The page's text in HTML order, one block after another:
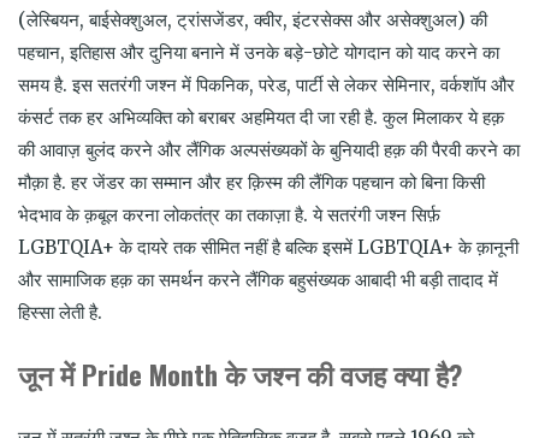
(लेस्बियन, बाईसेक्शुअल, ट्रांसजेंडर, क्वीर, इंटरसेक्स और असेक्शुअल) की
पहचान, इतिहास और दुनिया बनाने में उनके बड़े-छोटे योगदान को याद करने का
समय है. इस सतरंगी जश्न में पिकनिक, परेड, पार्टी से लेकर सेमिनार, वर्कशॉप और
कंसर्ट तक हर अभिव्यक्ति को बराबर अहमियत दी जा रही है. कुल मिलाकर ये हक़
की आवाज़ बुलंद करने और लैंगिक अल्पसंख्यकों के बुनियादी हक़ की पैरवी करने का
मौक़ा है. हर जेंडर का सम्मान और हर क़िस्म की लैंगिक पहचान को बिना किसी
भेदभाव के क़बूल करना लोकतंत्र का तकाज़ा है. ये सतरंगी जश्न सिर्फ़
LGBTQIA+ के दायरे तक सीमित नहीं है बल्कि इसमें LGBTQIA+ के क़ानूनी
और सामाजिक हक़ का समर्थन करने लैंगिक बहुसंख्यक आबादी भी बड़ी तादाद में
हिस्सा लेती है.
जून में Pride Month के जश्न की वजह क्या है?